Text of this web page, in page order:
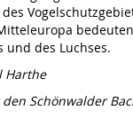
und des Luchses.
Harthe
Schönwalder